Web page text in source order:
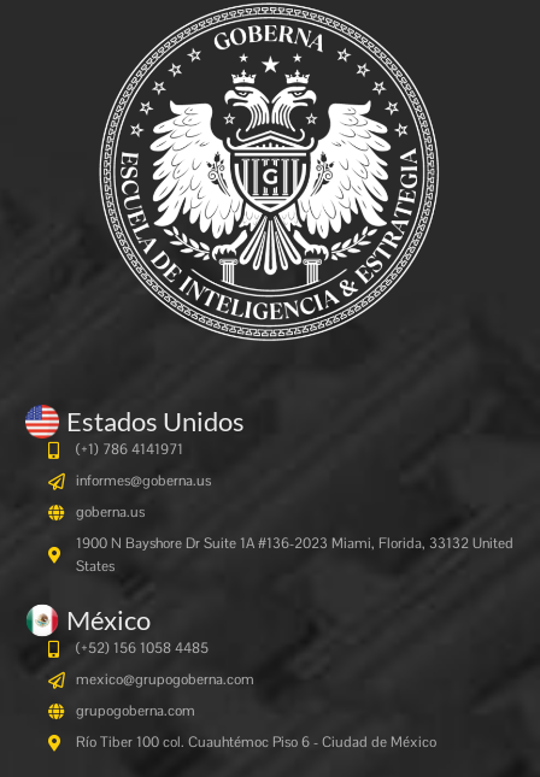
Estados Unidos
(+1) 786 4141971
informes@goberna.us
goberna.us
1900 N Bayshore Dr Suite 1A #136-2023 Miami, Florida, 33132 United
States
México
(+52) 156 1058 4485
mexico@grupogoberna.com
grupogoberna.com
Río Tiber 100 col. Cuauhtémoc Piso 6 - Ciudad de México